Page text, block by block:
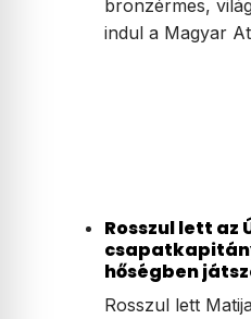
bronzérmes,
indul a Magyar
Rosszul lett az
hőségben
Rosszul lett